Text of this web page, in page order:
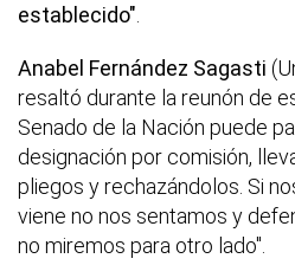
establecido"
Anabel Fernández Sagasti
resaltó durante la reunón de
Senado de la Nación puede
designación por comisión,
pliegos y rechazándolos. Si
viene no nos sentamos y
no miremos para otro lado".